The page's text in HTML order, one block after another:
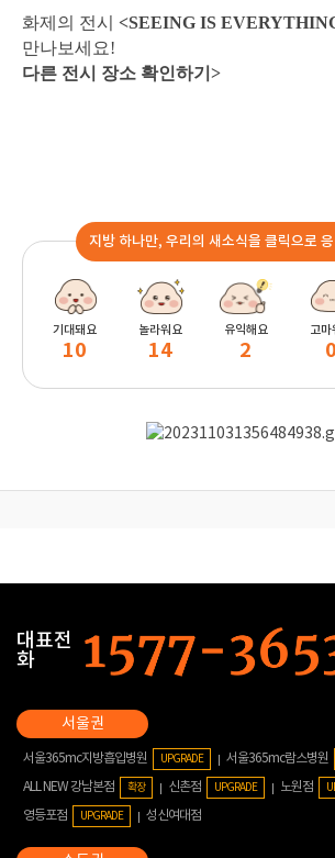
화제의 전시 <SEEING IS
만나보세요!
다른 전시 장소 확인하기>
지방 하나만, 우리의 새소식을 클릭으로
기대돼요
10
놀라워요
14
유익해요
2
고마
0
대표전
화
서울365mc지방흡입병원 UPGRADE 서울365mc람스병원
ALL NEW 강남본점 확장 신촌점 UPGRADE 노원점
영등포점
UPGRADE 성신여대점